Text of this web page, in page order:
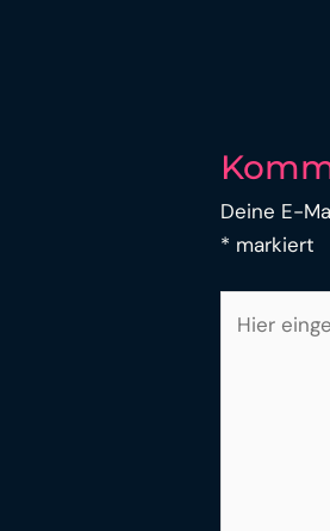
Deine E-
* markiert
eingeben…